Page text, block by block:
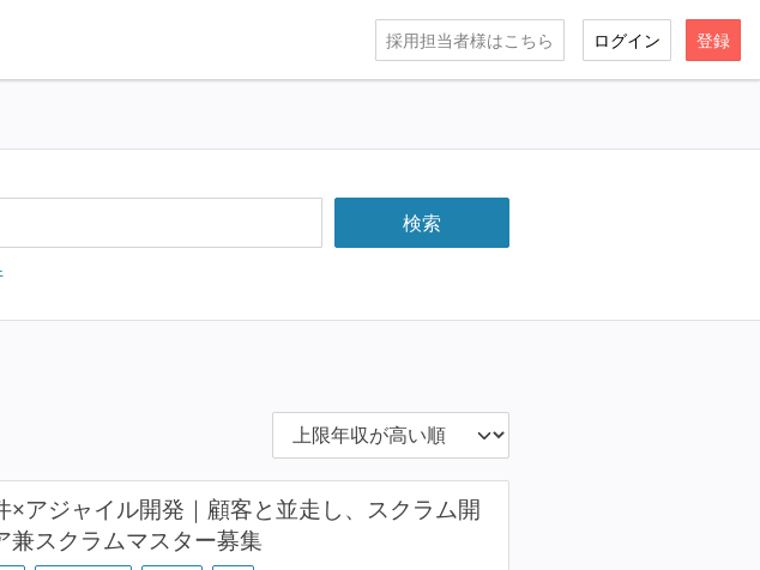
採用担当者様はこちら ログイン 登録
×アジャイル開発｜顧客と並走し、スクラム開
兼スクラムマスター募集